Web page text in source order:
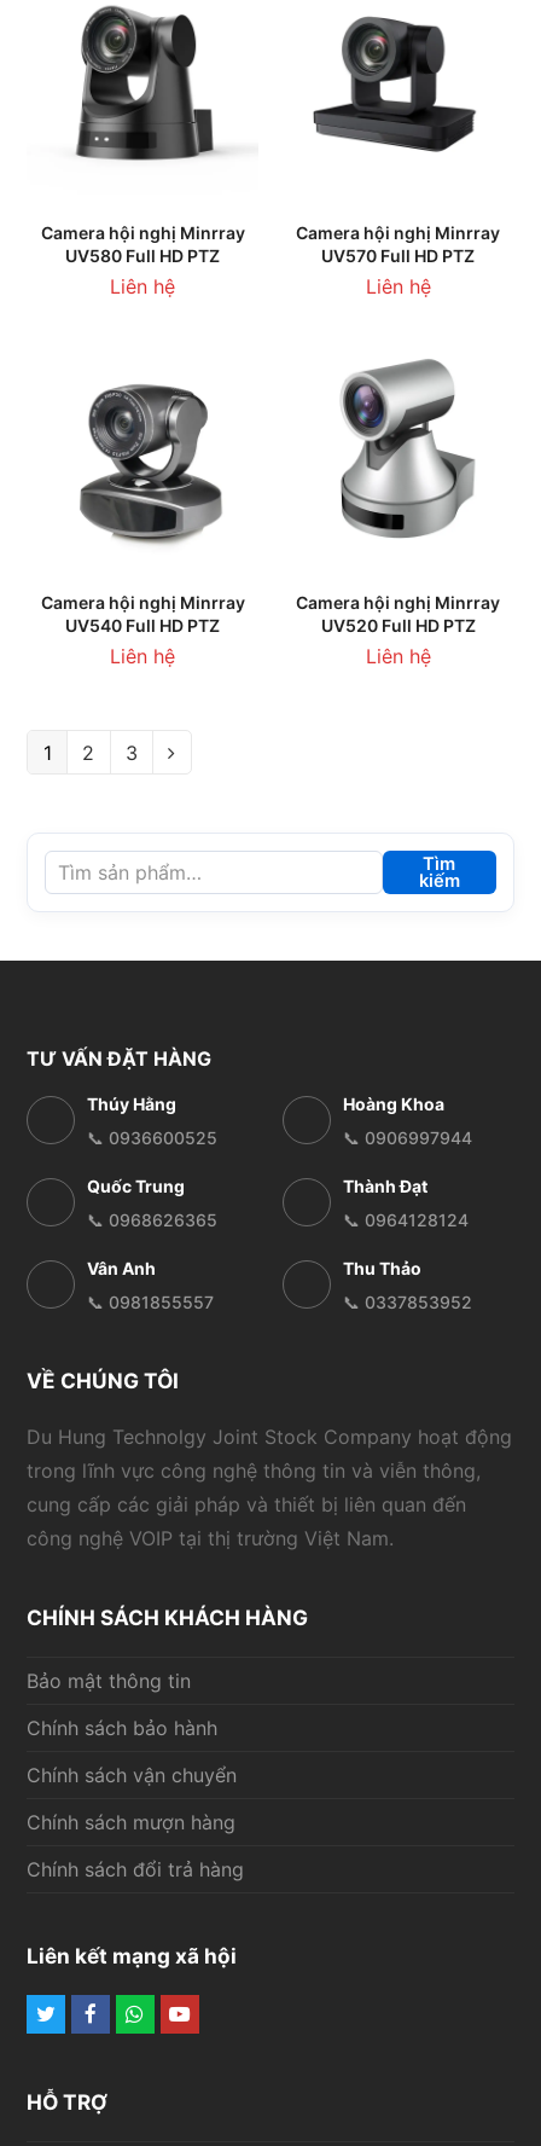
Camera hội nghị Minrray
UV580 Full HD PTZ
Liên hệ
Camera hội nghị Minrray
UV570 Full HD PTZ
Liên hệ
Camera hội nghị Minrray
UV540 Full HD PTZ
Liên hệ
Camera hội nghị Minrray
UV520 Full HD PTZ
Liên hệ
1 2 3
Tìm
kiếm
TƯ VẤN ĐẶT HÀNG
Thúy Hằng
📞 0936600525
Hoàng Khoa
📞 0906997944
Quốc Trung
📞 0968626365
Thành Đạt
📞 0964128124
Vân Anh
📞 0981855557
Thu Thảo
📞 0337853952
VỀ CHÚNG TÔI
Du Hung Technolgy Joint Stock Company hoạt động
trong lĩnh vực công nghệ thông tin và viễn thông,
cung cấp các giải pháp và thiết bị liên quan đến
công nghệ VOIP tại thị trường Việt Nam.
CHÍNH SÁCH KHÁCH HÀNG
Bảo mật thông tin
Chính sách bảo hành
Chính sách vận chuyển
Chính sách mượn hàng
Chính sách đổi trả hàng
Liên kết mạng xã hội
TwitterFacebook
Whatsapp
Youtube
HỖ TRỢ